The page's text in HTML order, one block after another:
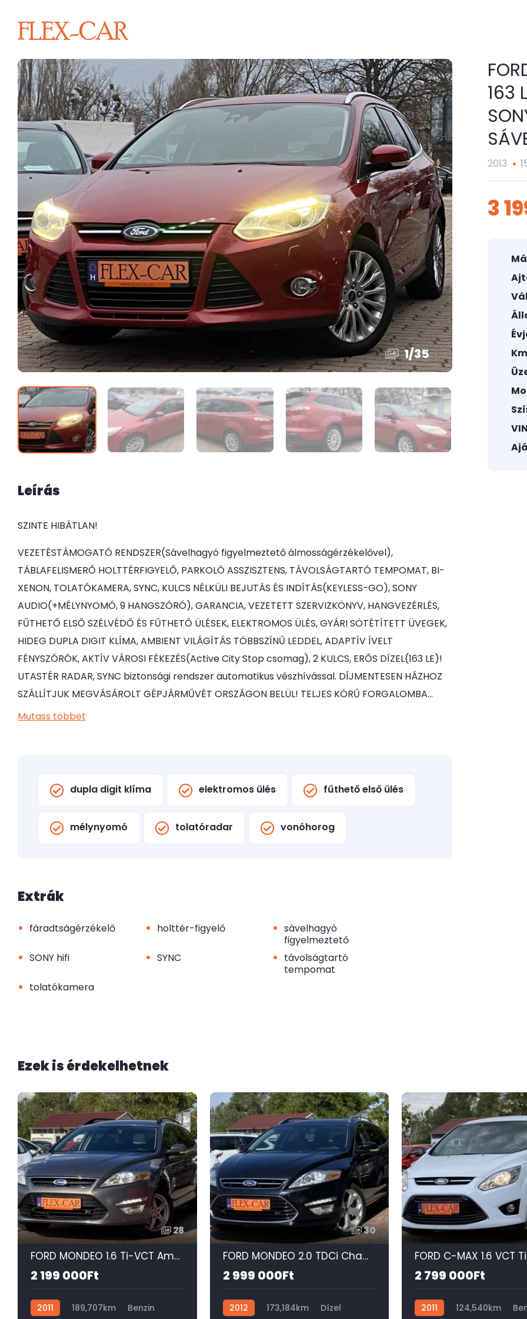
1/35
Leírás
SZINTE HIBÁTLAN!
VEZETÉSTÁMOGATÓ RENDSZER(Sávelhagyó figyelmeztető álmosságérzékelővel),
TÁBLAFELISMERŐ HOLTTÉRFIGYELŐ, PARKOLÓ ASSZISZTENS, TÁVOLSÁGTARTÓ TEMPOMAT, BI-
XENON, TOLATÓKAMERA, SYNC, KULCS NÉLKÜLI BEJUTÁS ÉS INDÍTÁS(KEYLESS-GO), SONY
AUDIO(+MÉLYNYOMÓ, 9 HANGSZÓRÓ), GARANCIA, VEZETETT SZERVIZKÖNYV, HANGVEZÉRLÉS,
FŰTHETŐ ELSŐ SZÉLVÉDŐ ÉS FŰTHETŐ ÜLÉSEK, ELEKTROMOS ÜLÉS, GYÁRI SÖTÉTÍTETT ÜVEGEK,
HIDEG DUPLA DIGIT KLÍMA, AMBIENT VILÁGÍTÁS TÖBBSZÍNŰ LEDDEL, ADAPTÍV ÍVELT
FÉNYSZÓRÓK, AKTÍV VÁROSI FÉKEZÉS(Active City Stop csomag), 2 KULCS, ERŐS DÍZEL(163 LE)!
UTASTÉR RADAR, SYNC biztonsági rendszer automatikus vészhívással. DÍJMENTESEN HÁZHOZ
SZÁLLÍTJUK MEGVÁSÁROLT GÉPJÁRMŰVÉT ORSZÁGON BELÜL! TELJES KÖRŰ FORGALOMBA…
Mutass többet
dupla digit klíma elektromos ülés fűthető első ülés
mélynyomó tolatóradar vonóhorog
Extrák
• fáradtságérzékelő • holttér-figyelő • sávelhagyó
figyelmeztető
• SONY hifi • SYNC • távolságtartó
tempomat
• tolatókamera
163
2013
3
Ezek is érdekelhetnek
28
FORD MONDEO 1.6 Ti-VCT Ambiente SZÉP-ÜLÉSFŰTÉS-DIGIT KLÍMA-SONY-TEMPOMAT-PDC!
2 199 000Ft
2011 189,707km Benzin
30
FORD MONDEO 2.0 TDCi Champions Titanium NAPFÉNYTETŐ-XENON-MEMÓRIÁS FŰTHETŐ BŐRÜLÉS-KEYLESS-GO!
2 999 000Ft
2012 173,184km Dízel
2 799 000Ft
2011 124,540km